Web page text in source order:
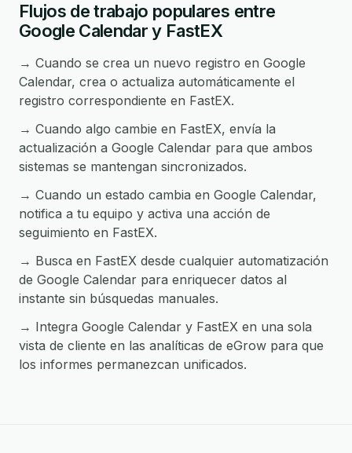
Flujos de trabajo populares entre
Google Calendar y FastEX
→ Cuando se crea un nuevo registro en Google
Calendar, crea o actualiza automáticamente el
registro correspondiente en FastEX.
→ Cuando algo cambie en FastEX, envía la
actualización a Google Calendar para que ambos
sistemas se mantengan sincronizados.
→ Cuando un estado cambia en Google Calendar,
notifica a tu equipo y activa una acción de
seguimiento en FastEX.
→ Busca en FastEX desde cualquier automatización
de Google Calendar para enriquecer datos al
instante sin búsquedas manuales.
→ Integra Google Calendar y FastEX en una sola
vista de cliente en las analíticas de eGrow para que
los informes permanezcan unificados.